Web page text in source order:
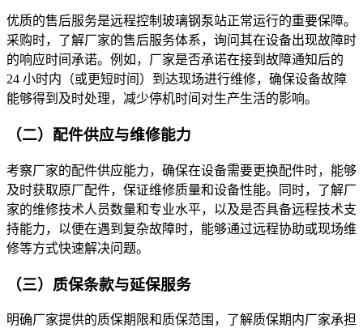
优质的售后服务是远程控制玻璃钢泵站正常运行的重要保障。
采购时，了解厂家的售后服务体系，询问其在设备出现故障时
的响应时间承诺。例如，厂家是否承诺在接到故障通知后的
24 小时内（或更短时间）到达现场进行维修，确保设备故障
能够得到及时处理，减少停机时间对生产生活的影响。
（二）配件供应与维修能力
考察厂家的配件供应能力，确保在设备需要更换配件时，能够
及时获取原厂配件，保证维修质量和设备性能。同时，了解厂
家的维修技术人员数量和专业水平，以及是否具备远程技术支
持能力，以便在遇到复杂故障时，能够通过远程协助或现场维
修等方式快速解决问题。
（三）质保条款与延保服务
明确厂家提供的质保期限和质保范围，了解质保期内厂家承担